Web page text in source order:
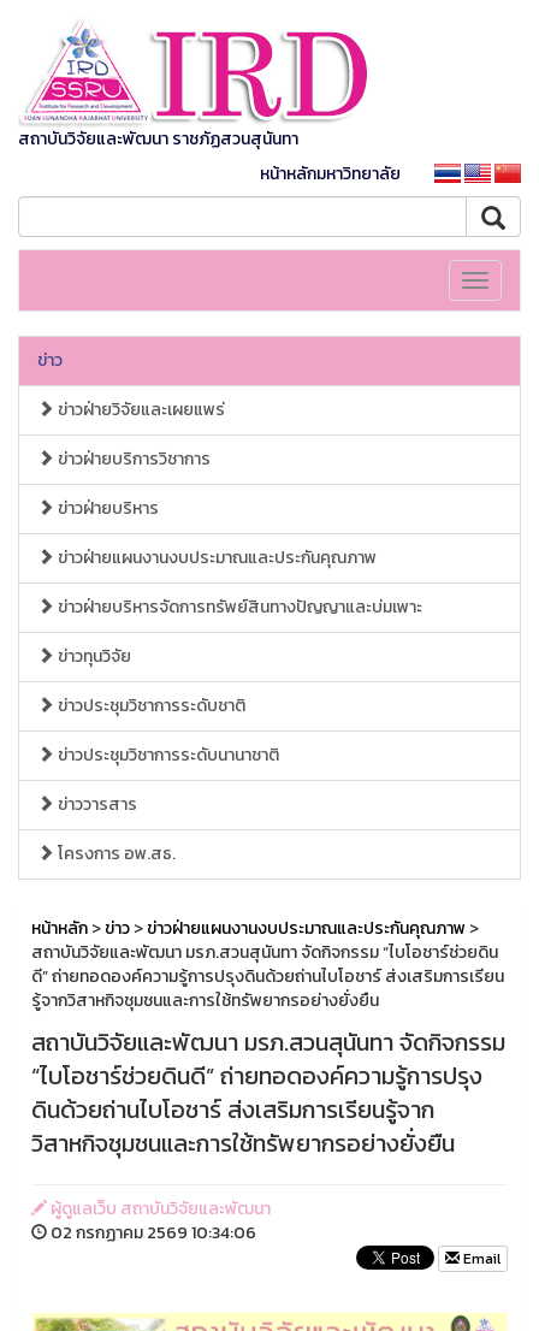
สถาบันวิจัยและพัฒนา ราชภัฏสวนสุนันทา
หน้าหลักมหาวิทยาลัย
Toggle
ข่าว
ข่าวฝ่ายวิจัยและเผยแพร่
ข่าวฝ่ายบริการวิชาการ
ข่าวฝ่ายบริหาร
ข่าวฝ่ายแผนงานงบประมาณและประกันคุณภาพ
ข่าวฝ่ายบริหารจัดการทรัพย์สินทางปัญญาและบ่มเพาะ
ข่าวทุนวิจัย
ข่าวประชุมวิชาการระดับชาติ
ข่าวประชุมวิชาการระดับนานาชาติ
ข่าววารสาร
โครงการ อพ.สธ.
หน้าหลัก>ข่าว>ข่าวฝ่ายแผนงานงบประมาณและประกันคุณภาพ >
สถาบันวิจัยและพัฒนา มรภ.สวนสุนันทา จัดกิจกรรม “ไบโอชาร์ช่วยดิน
ดี” ถ่ายทอดองค์ความรู้การปรุงดินด้วยถ่านไบโอชาร์ ส่งเสริมการเรียน
รู้จากวิสาหกิจชุมชนและการใช้ทรัพยากรอย่างยั่งยืน
สถาบันวิจัยและพัฒนา มรภ.สวนสุนันทา จัดกิจกรรม
“ไบโอชาร์ช่วยดินดี” ถ่ายทอดองค์ความรู้การปรุง
ดินด้วยถ่านไบโอชาร์ ส่งเสริมการเรียนรู้จาก
วิสาหกิจชุมชนและการใช้ทรัพยากรอย่างยั่งยืน
ผู้ดูแลเว็บ สถาบันวิจัยและพัฒนา
02 กรกฏาคม 2569 10:34:06
Email